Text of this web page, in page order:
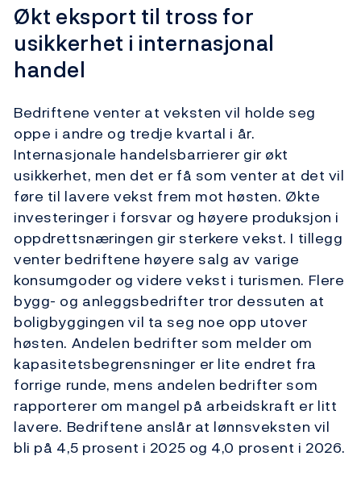
Økt eksport til tross for
usikkerhet i internasjonal
handel
Bedriftene venter at veksten vil holde seg
oppe i andre og tredje kvartal i år.
Internasjonale handelsbarrierer gir økt
usikkerhet, men det er få som venter at det vil
føre til lavere vekst frem mot høsten. Økte
investeringer i forsvar og høyere produksjon i
oppdrettsnæringen gir sterkere vekst. I tillegg
venter bedriftene høyere salg av varige
konsumgoder og videre vekst i turismen. Flere
bygg- og anleggsbedrifter tror dessuten at
boligbyggingen vil ta seg noe opp utover
høsten. Andelen bedrifter som melder om
kapasitetsbegrensninger er lite endret fra
forrige runde, mens andelen bedrifter som
rapporterer om mangel på arbeidskraft er litt
lavere. Bedriftene anslår at lønnsveksten vil
bli på 4,5 prosent i 2025 og 4,0 prosent i 2026.